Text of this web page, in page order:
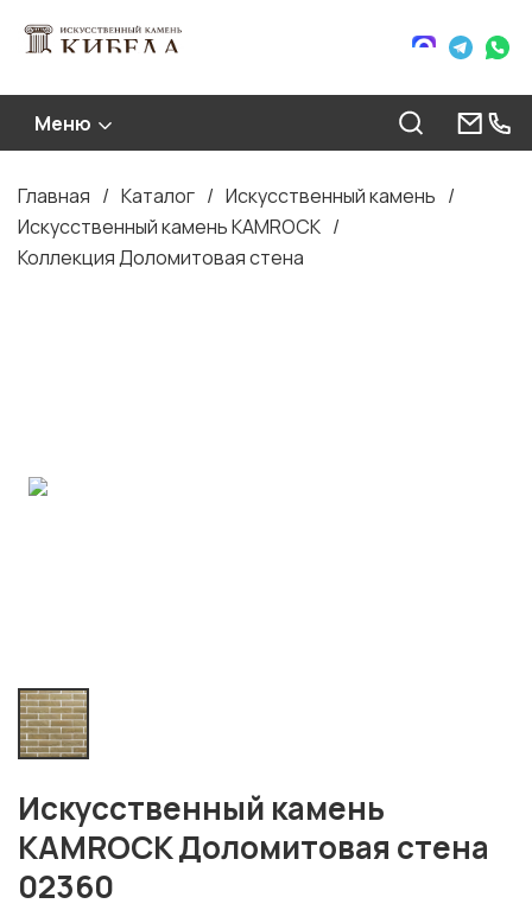
Меню
Строка
навигации
Главная Каталог
Искусственный камень
Искусственный камень KAMROCK
Коллекция Доломитовая стена
Искусственный камень
KAMROCK Доломитовая стена
02360